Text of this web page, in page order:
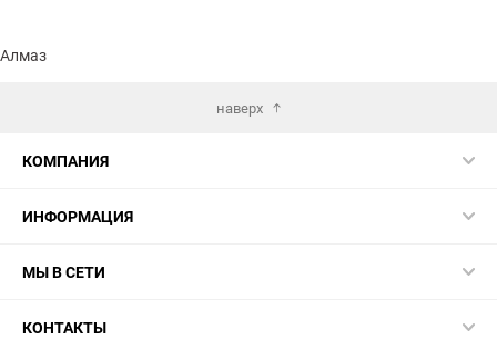
Алмаз
наверх
КОМПАНИЯ
ИНФОРМАЦИЯ
МЫ В СЕТИ
КОНТАКТЫ